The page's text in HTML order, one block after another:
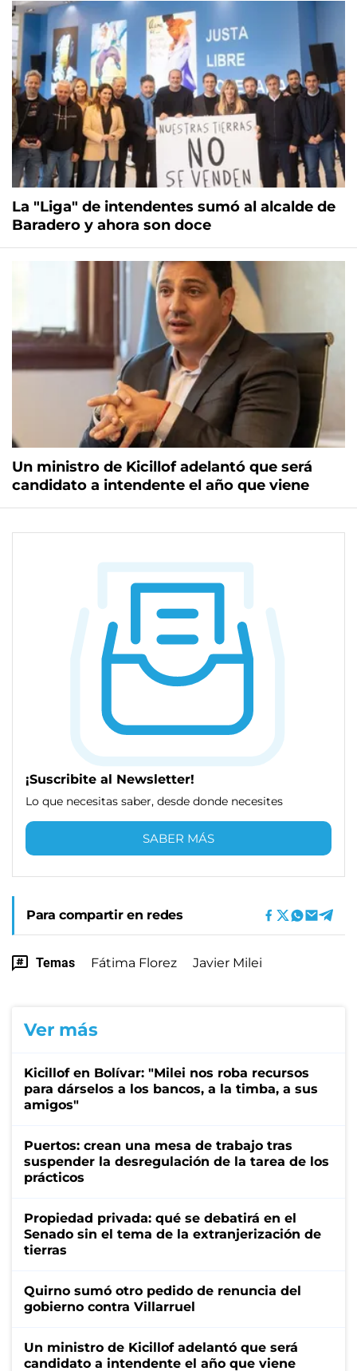
La "Liga" de intendentes sumó al alcalde de
Baradero y ahora son doce
Un ministro de Kicillof adelantó que será
candidato a intendente el año que viene
¡Suscribite al Newsletter!
Lo que necesitas saber, desde donde necesites
SABER MÁS
Para compartir en redes
Temas Fátima Florez Javier Milei
Ver más
Kicillof en Bolívar: "Milei nos roba recursos
para dárselos a los bancos, a la timba, a sus
amigos"
Puertos: crean una mesa de trabajo tras
suspender la desregulación de la tarea de los
prácticos
Propiedad privada: qué se debatirá en el
Senado sin el tema de la extranjerización de
tierras
Quirno sumó otro pedido de renuncia del
gobierno contra Villarruel
Un ministro de Kicillof adelantó que será
candidato a intendente el año que viene